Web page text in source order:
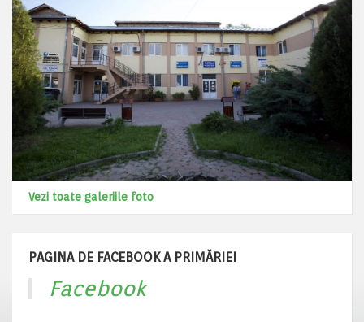
Vezi toate galeriile foto
PAGINA DE FACEBOOK A PRIMĂRIEI
Facebook